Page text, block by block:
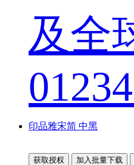
及全
印品雅宋简 中黑
获取授权 加入批量下载